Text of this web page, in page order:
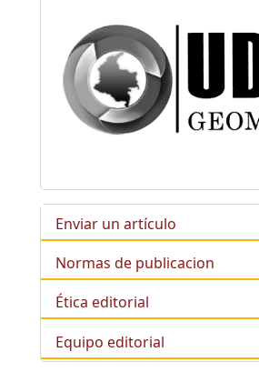
Enviar un artículo
Normas de publicacion
Ética editorial
Equipo editorial